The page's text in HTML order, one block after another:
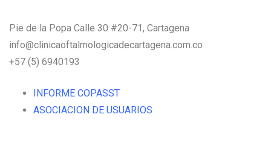
Pie de la Popa Calle 30 #20-71, Cartagena
info@clinicaoftalmologicadecartagena.com.co
+57 (5) 6940193
INFORME COPASST
ASOCIACION DE USUARIOS